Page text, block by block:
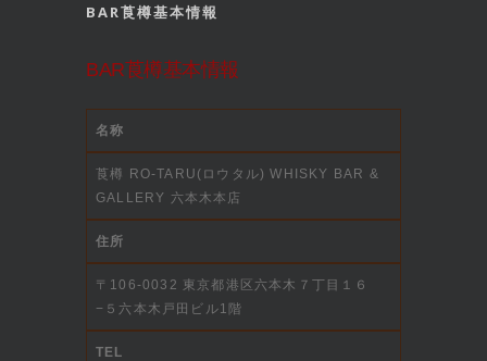
BAR莨樽基本情報
BAR莨樽基本情報
名称
莨樽 RO-TARU(ロウタル) WHISKY BAR &
GALLERY 六本木本店
住所
〒106-0032 東京都港区六本木７丁目１６
−５六本木戸田ビル1階
TEL